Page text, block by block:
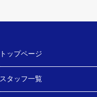
トップページ
スタッフ一覧